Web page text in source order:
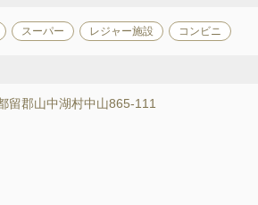
スーパー レジャー施設 コンビニ
留郡山中湖村中山865-111